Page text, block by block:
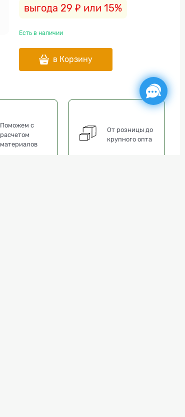
выгода 29 ₽ или 15%
Есть в наличии
в Корзину
Поможем с
расчетом
материалов
От розницы до
крупного опта